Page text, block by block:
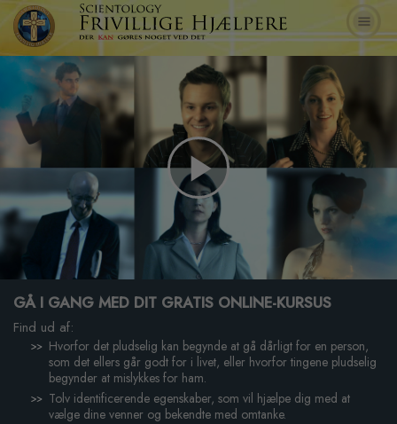
Play
Video
GÅ I GANG MED DIT GRATIS ONLINE-KURSUS
Find ud af:
Hvorfor det pludselig kan begynde at gå dårligt for en person,
som det ellers går godt for i livet, eller hvorfor tingene pludselig
begynder at mislykkes for ham.
Tolv identificerende egenskaber, som vil hjælpe dig med at
vælge dine venner og bekendte med omtanke.